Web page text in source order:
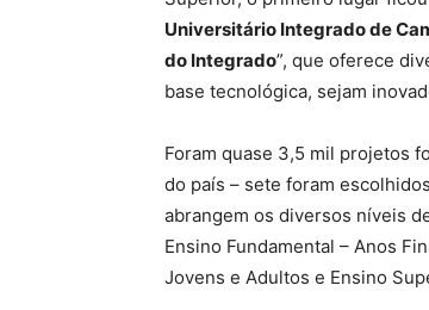
Universitário Integrado de
do Integrado”, que oferece
base tecnológica, sejam
Foram quase 3,5 mil projetos
do país – sete foram
abrangem os diversos níveis
Ensino Fundamental – Anos
Jovens e Adultos e Ensino